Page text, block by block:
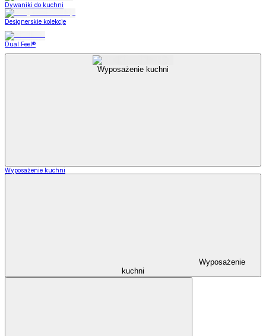
Dywaniki do kuchni
Designerskie kolekcje
Dual Feel®
Wyposażenie kuchni
Wyposażenie kuchni
Wyposażenie
kuchni